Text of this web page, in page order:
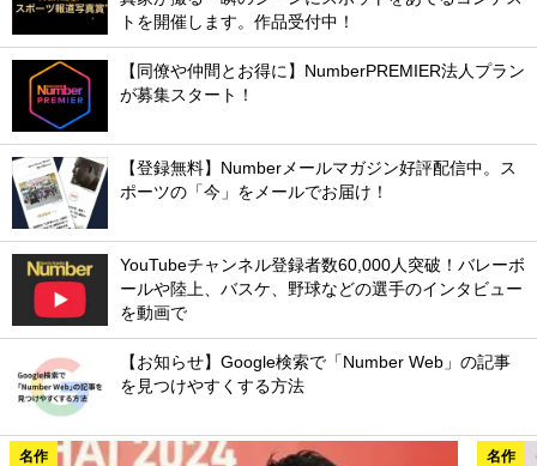
トを開催します。作品受付中！
【同僚や仲間とお得に】NumberPREMIER法人プラン
が募集スタート！
【登録無料】Numberメールマガジン好評配信中。ス
ポーツの「今」をメールでお届け！
YouTubeチャンネル登録者数60,000人突破！バレーボ
ールや陸上、バスケ、野球などの選手のインタビュー
を動画で
【お知らせ】Google検索で「Number Web」の記事
を見つけやすくする方法
名作 名作